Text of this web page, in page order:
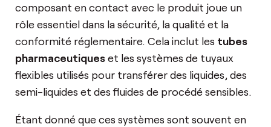
composant en contact avec le produit joue un
rôle essentiel dans la sécurité, la qualité et la
conformité réglementaire. Cela inclut les tubes
pharmaceutiqueset les systèmes de tuyaux
flexibles utilisés pour transférer des liquides, des
semi-liquides et des fluides de procédé sensibles.
Étant donné que ces systèmes sont souvent en